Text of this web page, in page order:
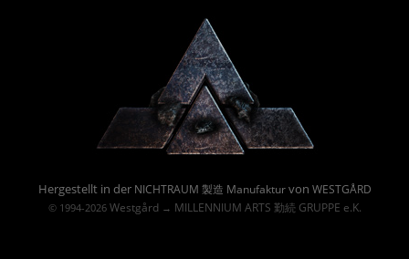
Hergestellt in der NICHTRAUM 製造 Manufakturvon WESTGÅRD
© 1994-2026 Westgård→ MILLENNIUM ARTS 勤続 GRUPPE e.K.
Powered By :